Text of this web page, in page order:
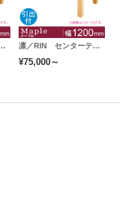
ブル リビングテーブル 幅1000mm（メープル）引き出し 凛／RIN センターテーブル ローテーブル リビングテーブル 幅1200mm（メープル）引き出し
¥75,000～